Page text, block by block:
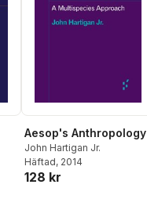
Aesop's Anthropology
John Hartigan Jr.
Häftad, 2014
128 kr